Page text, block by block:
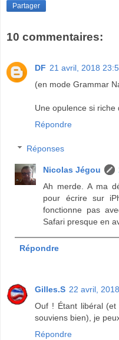
Partager
10 commentaires:
DF 21 avril, 2018
(en mode Grammar
Une opulence si riche
Répondre
Réponses
Nicolas Jégou
Ah merde. A ma
pour écrire sur
fonctionne pas
Safari presque en
Répondre
Gilles.S 22 avril,
Ouf ! Étant libéral
souviens bien), je
Répondre